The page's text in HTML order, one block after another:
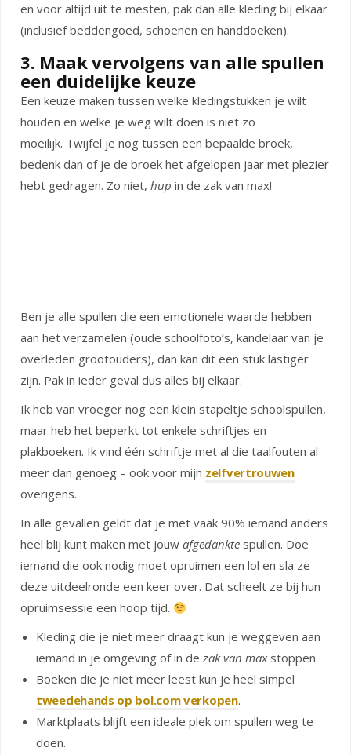
en voor altijd uit te mesten, pak dan alle kleding bij elkaar
(inclusief beddengoed, schoenen en handdoeken).
3. Maak vervolgens van alle spullen
een duidelijke keuze
Een keuze maken tussen welke kledingstukken je wilt
houden en welke je weg wilt doen is niet zo
moeilijk. Twijfel je nog tussen een bepaalde broek,
bedenk dan of je de broek het afgelopen jaar met plezier
hebt gedragen. Zo niet, hup in de zak van max!
Ben je alle spullen die een emotionele waarde hebben
aan het verzamelen (oude schoolfoto’s, kandelaar van je
overleden grootouders), dan kan dit een stuk lastiger
zijn. Pak in ieder geval dus alles bij elkaar.
Ik heb van vroeger nog een klein stapeltje schoolspullen,
maar heb het beperkt tot enkele schriftjes en
plakboeken. Ik vind één schriftje met al die taalfouten al
meer dan genoeg – ook voor mijn zelfvertrouwen
overigens.
In alle gevallen geldt dat je met vaak 90% iemand anders
heel blij kunt maken met jouw afgedankte spullen. Doe
iemand die ook nodig moet opruimen een lol en sla ze
deze uitdeelronde een keer over. Dat scheelt ze bij hun
opruimsessie een hoop tijd.
Kleding die je niet meer draagt kun je weggeven aan
iemand in je omgeving of in de zak van maxstoppen.
Boeken die je niet meer leest kun je heel simpel
tweedehands op bol.com verkopen.
Marktplaats blijft een ideale plek om spullen weg te
doen.